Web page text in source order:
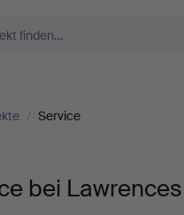
/ Service
bei